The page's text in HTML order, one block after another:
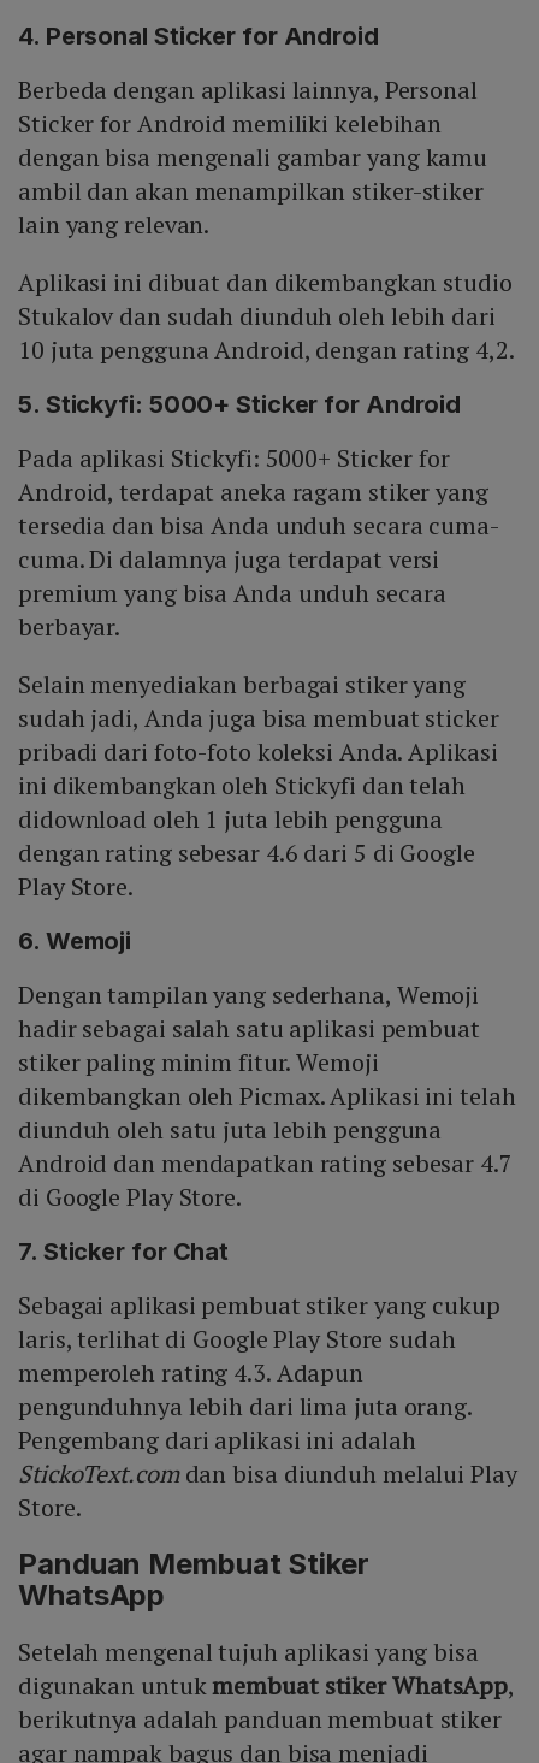
4. Personal Sticker for Android
Berbeda dengan aplikasi lainnya, Personal
Sticker for Android memiliki kelebihan
dengan bisa mengenali gambar yang kamu
ambil dan akan menampilkan stiker-stiker
lain yang relevan.
Aplikasi ini dibuat dan dikembangkan studio
Stukalov dan sudah diunduh oleh lebih dari
10 juta pengguna Android, dengan rating 4,2.
5. Stickyfi: 5000+ Sticker for Android
Pada aplikasi Stickyfi: 5000+ Sticker for
Android, terdapat aneka ragam stiker yang
tersedia dan bisa Anda unduh secara cuma-
cuma. Di dalamnya juga terdapat versi
premium yang bisa Anda unduh secara
berbayar.
Selain menyediakan berbagai stiker yang
sudah jadi, Anda juga bisa membuat sticker
pribadi dari foto-foto koleksi Anda. Aplikasi
ini dikembangkan oleh Stickyfi dan telah
didownload oleh 1 juta lebih pengguna
dengan rating sebesar 4.6 dari 5 di Google
Play Store.
6. Wemoji
Dengan tampilan yang sederhana, Wemoji
hadir sebagai salah satu aplikasi pembuat
stiker paling minim fitur. Wemoji
dikembangkan oleh Picmax. Aplikasi ini telah
diunduh oleh satu juta lebih pengguna
Android dan mendapatkan rating sebesar 4.7
di Google Play Store.
7. Sticker for Chat
Sebagai aplikasi pembuat stiker yang cukup
laris, terlihat di Google Play Store sudah
memperoleh rating 4.3. Adapun
pengunduhnya lebih dari lima juta orang.
Pengembang dari aplikasi ini adalah
StickoText.comdan bisa diunduh melalui Play
Store.
Panduan Membuat Stiker
WhatsApp
Setelah mengenal tujuh aplikasi yang bisa
digunakan untukmembuat stiker WhatsApp,
berikutnya adalah panduan membuat stiker
agar nampak bagus dan bisa menjadi